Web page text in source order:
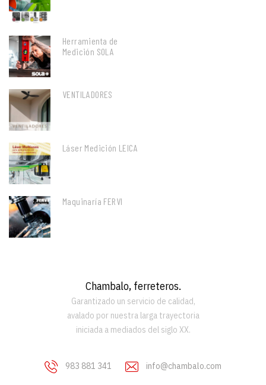
Herramienta de
Medición SOLA
VENTILADORES
Láser Medición LEICA
Maquinaría FERVI
Chambalo, ferreteros.
Garantizado un servicio de calidad,
avalado por nuestra larga trayectoria
iniciada a mediados del siglo XX.
983 881 341 info@chambalo.com